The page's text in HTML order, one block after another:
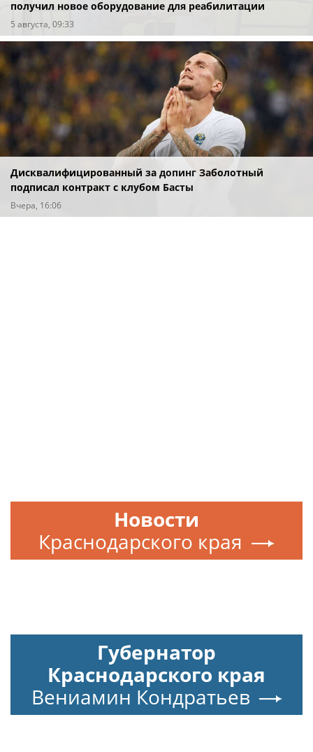
получил новое оборудование для реабилитации
5 августа, 09:33
Дисквалифицированный за допинг Заболотный
подписал контракт с клубом Басты
Вчера, 16:06
Новости
Краснодарского края
Губернатор
Краснодарского края
Вениамин Кондратьев